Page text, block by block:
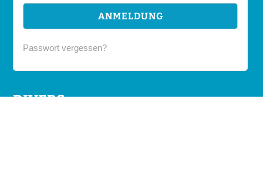
Passwort vergessen?
DIVERS